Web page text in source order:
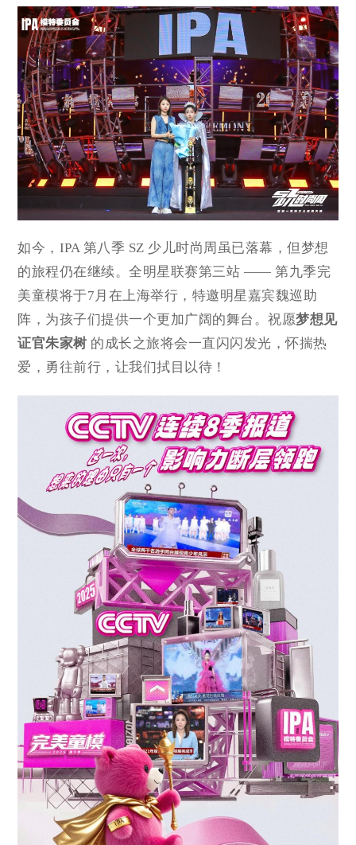
如今，IPA 第八季 SZ 少儿时尚周虽已落幕，但梦想
的旅程仍在继续。全明星联赛第三站 —— 第九季完
美童模将于7月在上海举行，特邀明星嘉宾魏巡助
阵，为孩子们提供一个更加广阔的舞台。祝愿梦想见
证官朱家树 的成长之旅将会一直闪闪发光，怀揣热
爱，勇往前行，让我们拭目以待！